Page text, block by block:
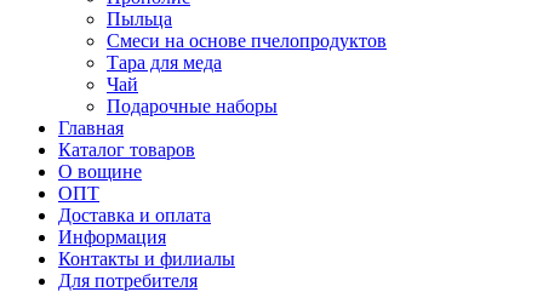
Пыльца
Смеси на основе пчелопродуктов
Тара для меда
Чай
Подарочные наборы
Главная
Каталог товаров
О вощине
ОПТ
Доставка и оплата
Информация
Контакты и филиалы
Для потребителя